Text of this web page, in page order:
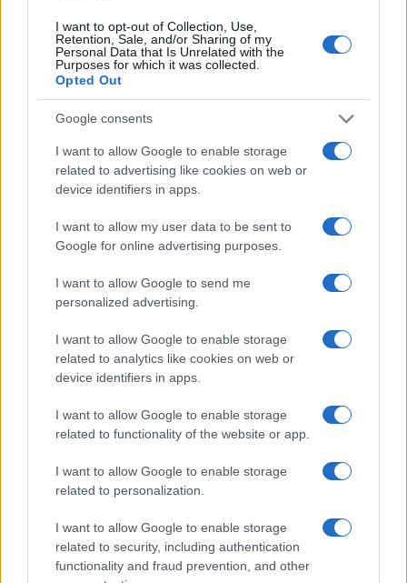
I want to opt-out of Collection, Use,
Retention, Sale, and/or Sharing of my
Personal Data that Is Unrelated with the
Purposes for which it was collected.
Opted Out
Google consents
I want to allow Google to enable storage
related to advertising like cookies on web or
device identifiers in apps.
I want to allow my user data to be sent to
Google for online advertising purposes.
I want to allow Google to send me
personalized advertising.
I want to allow Google to enable storage
related to analytics like cookies on web or
device identifiers in apps.
I want to allow Google to enable storage
related to functionality of the website or app.
I want to allow Google to enable storage
related to personalization.
I want to allow Google to enable storage
related to security, including authentication
functionality and fraud prevention, and other
F
a
ce
o
o
k
T
w
it
te
r
Pi
n
te
re
st
W
h
at
s
A
p
p
S
h
a
re
Articolo precedente
carabinieri
Auto prende fuoco sulla strada statale 125 a
Olbia, cosa è successo
Incidente sulla 125 a Olbia, due auto coinvolte:
danni ingenti
Auto finisce contro un muretto, un ferito ad
Arzachena
Incidente a Baia Sardinia, scontro tra auto e